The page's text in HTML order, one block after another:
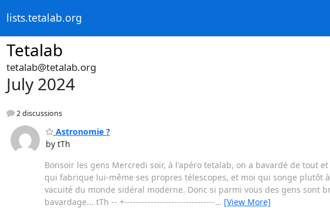
lists.tetalab.org
Tetalab
tetalab@tetalab.org
July 2024
2 discussions
Astronomie ?
by tTh
Bonsoir les gens Mercredi soir, à l'apéro tetalab, on a bavardé de tout
qui fabrique lui-même ses propres télescopes, et moi qui songe
vacuité du monde sidéral moderne. Donc si parmi vous des gens
bavardage... tTh -- +-------------------------------… [View More]